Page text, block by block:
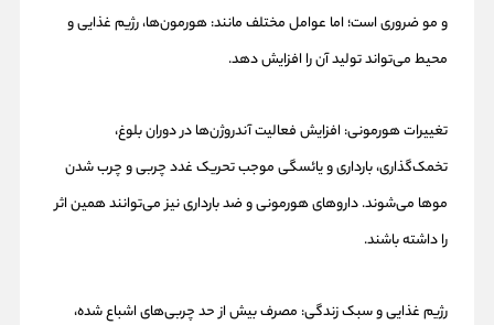
و مو ضروری است؛ اما عوامل مختلف مانند: هورمون‌ها، رژیم غذایی و
محیط می‌تواند تولید آن را افزایش دهد.
تغییرات هورمونی: افزایش فعالیت آندروژن‌ها در دوران بلوغ،
تخمک‌گذاری، بارداری و یائسگی موجب تحریک غدد چربی و چرب شدن
موها می‌شوند. داروهای هورمونی و ضد بارداری نیز می‌توانند همین اثر
را داشته باشند.
رژیم غذایی و سبک زندگی: مصرف بیش از حد چربی‌های اشباع شده،